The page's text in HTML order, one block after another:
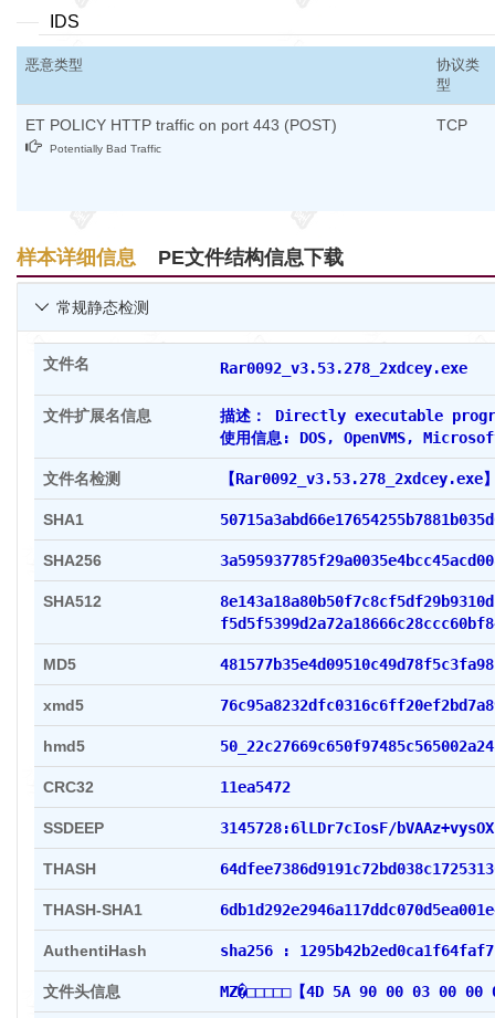
IDS
恶意类型
协议类
型
ET POLICY HTTP traffic on port 443 (POST)
Potentially Bad Traffic
TCP
样本详细信息 PE文件结构信息下载
常规静态检测

文件名
文件扩展名信息
描述： Directly executable
使用信息: DOS, OpenVMS,
文件名检测 【Rar0092_v3.53.278_2xdcey.exe
SHA1
SHA256
SHA512
MD5
xmd5
hmd5
CRC32 11ea5472
SSDEEP 3145728:6lLDr7cIosF/
THASH
THASH-SHA1
AuthentiHash sha256 :
文件头信息 MZ�□□□□□【4D 5A 90 00 03 00 00